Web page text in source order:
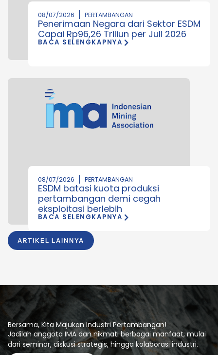
ARTIKEL LAINNYA
08/07/2026 PERTAMBANGAN
Penerimaan Negara dari Sektor ESDM
Capai Rp96,26 Triliun per Juli 2026
BACA SELENGKAPNYA
08/07/2026 PERTAMBANGAN
ESDM batasi kuota produksi
pertambangan demi cegah
eksploitasi berlebih
BACA SELENGKAPNYA
Bersama, Kita Majukan Industri Pertambangan!
Jadilah anggota IMA dan nikmati berbagai manfaat, mulai
dari seminar, diskusi strategis, hingga kolaborasi industri.